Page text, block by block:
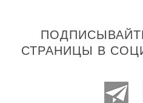
СТРАНИЦЫ В